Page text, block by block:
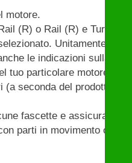
motore.
(R) o Rail (R) e Turbo
Unitamente al
le indicazioni sulla
tuo particolare motore.
seconda del prodotto
fascette e assicurati
parti in movimento o